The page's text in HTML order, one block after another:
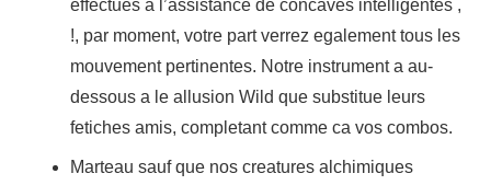
effectues a l’assistance de concaves intelligentes ,
!, par moment, votre part verrez egalement tous les
mouvement pertinentes. Notre instrument a au-
dessous a le allusion Wild que substitue leurs
fetiches amis, completant comme ca vos combos.
Marteau sauf que nos creatures alchimiques